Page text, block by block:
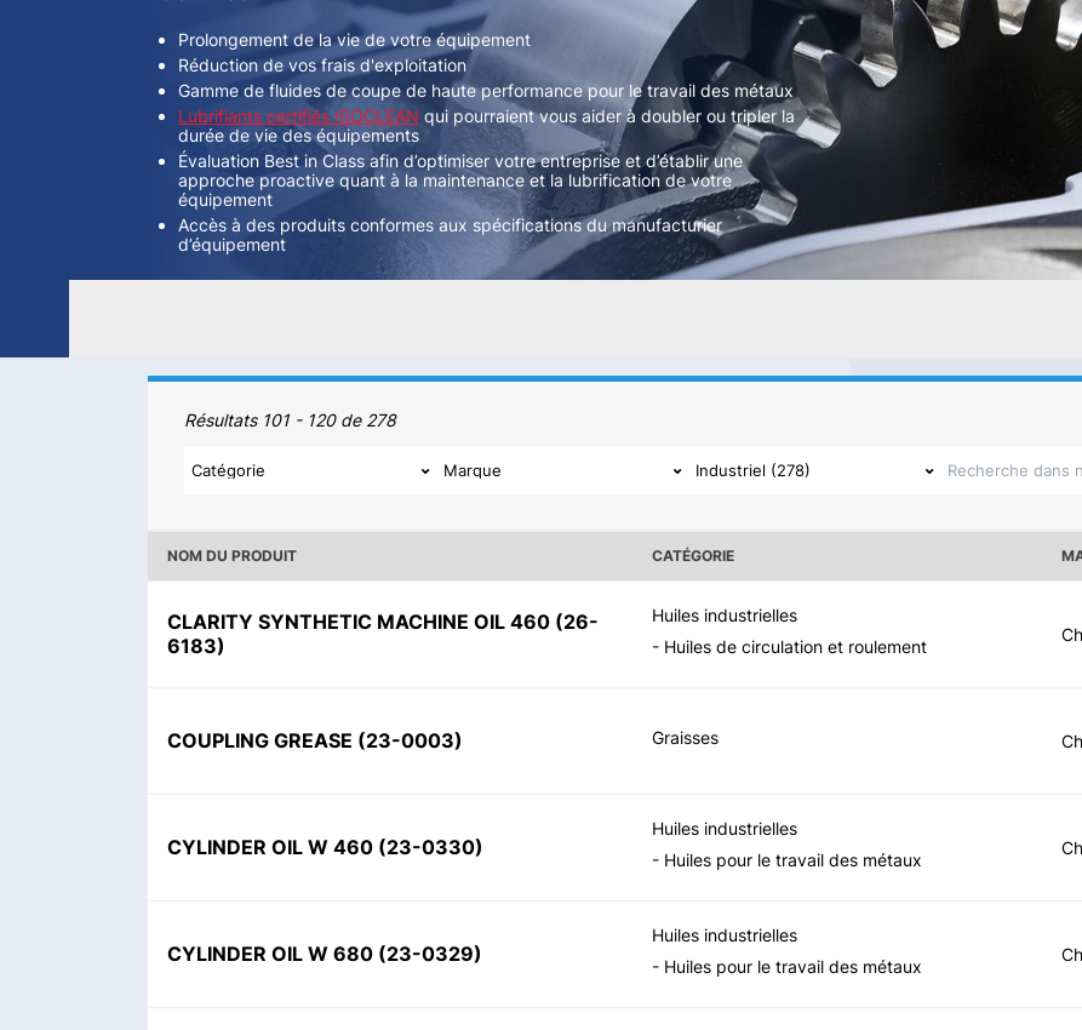
Prolongement de la vie de votre équipement
Réduction de vos frais d'exploitation
Gamme de fluides de coupe de haute performance pour le travail des métaux
Lubrifiants certifiés ISOCLEAN qui pourraient vous aider à doubler ou tripler la
durée de vie des équipements
Évaluation Best in Class afin d’optimiser votre entreprise et d’établir une
approche proactive quant à la maintenance et la lubrification de votre
équipement
Accès à des produits conformes aux spécifications du manufacturier
d’équipement
Produits
Résultats 101 - 120 de 278
NOM DU PRODUIT CATÉGORIE
CLARITY SYNTHETIC MACHINE OIL 460 (26-
6183)
Huiles industrielles
- Huiles de circulation et roulement
COUPLING GREASE (23-0003) Graisses
CYLINDER OIL W 460 (23-0330)
Huiles industrielles
- Huiles pour le travail des métaux
CYLINDER OIL W 680 (23-0329)
Huiles industrielles
- Huiles pour le travail des métaux